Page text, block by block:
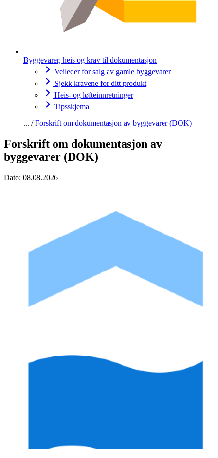
Byggevarer, heis og krav til dokumentasjon
Veileder for salg av gamle byggevarer
Sjekk kravene for ditt produkt
Heis- og løfteinnretninger
Tipsskjema
Forskrift om dokumentasjon av byggevarer (DOK)
Forskrift om dokumentasjon av
byggevarer (DOK)
Dato: 08.08.2026